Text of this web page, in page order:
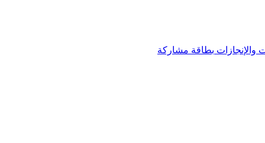
والإنجازات بطاقة مشاركة